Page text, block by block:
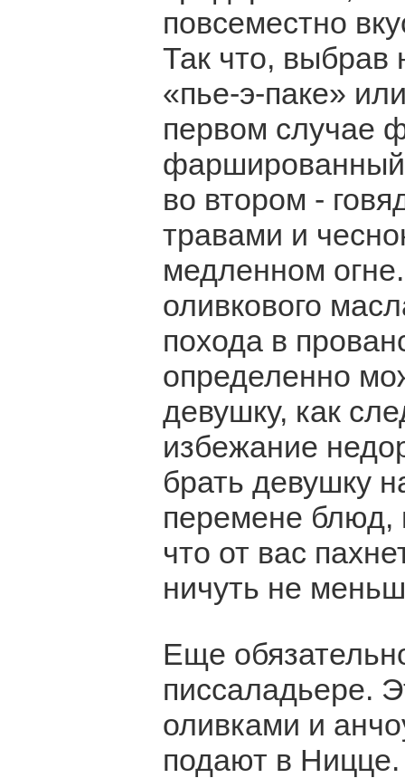
повсеместно
Так что, выбрав
«пье-э-паке»
первом случае
фаршированный
во втором -
травами и
медленном
оливкового
похода в
определенно
девушку, как
избежание
брать девушку
перемене блюд,
что от вас
ничуть не
Еще
писсаладьере.
оливками и
подают в Ницце.